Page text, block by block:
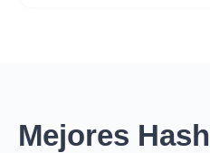
Mejores